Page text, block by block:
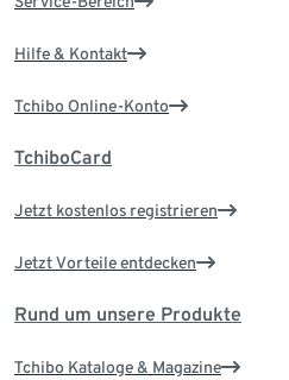
Hilfe & Kontakt
Tchibo Online-Konto
TchiboCard
Jetzt kostenlos registrieren
Jetzt Vorteile entdecken
Rund um unsere Produkte
Tchibo Kataloge & Magazine